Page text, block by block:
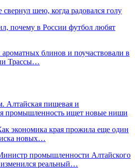
свернул шею, когда радовался голу
почему в России футбол любят
блинов и поучаствовали в
Трассы…
Алтайская пищевая и
промышленность ищет новые ниши
экономика края прожила еще один
новых…
промышленности Алтайского
реальный…